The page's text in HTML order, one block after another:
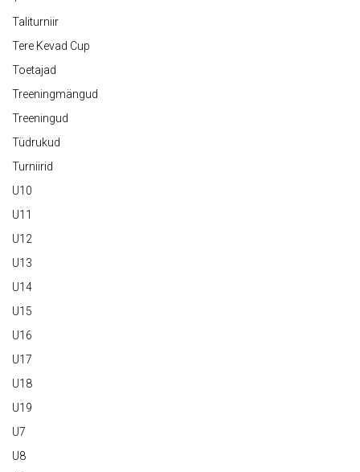
Taliturniir
Tere Kevad Cup
Toetajad
Treeningmängud
Treeningud
Tüdrukud
Turniirid
U10
U11
U12
U13
U14
U15
U16
U17
U18
U19
U7
U8